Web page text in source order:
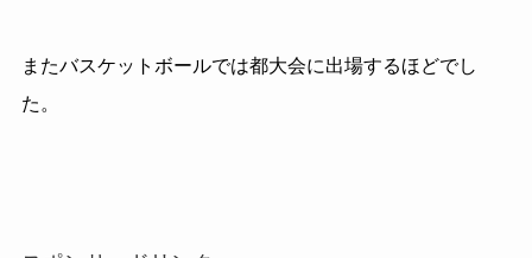
またバスケットボールでは都大会に出場するほどでし
た。